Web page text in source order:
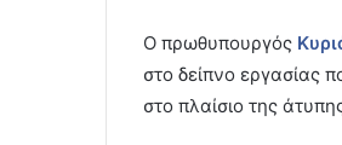
Ο πρωθυπουργός
στο δείπνο εργασίας
στο πλαίσιο της